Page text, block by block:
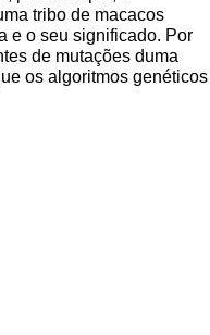
tribo de macacos
e o seu significado. Por
de mutações duma
os algoritmos genéticos